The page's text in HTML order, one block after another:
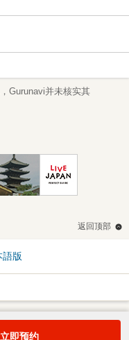
Gurunavi并未核实其
返回顶部
語版
立即预约